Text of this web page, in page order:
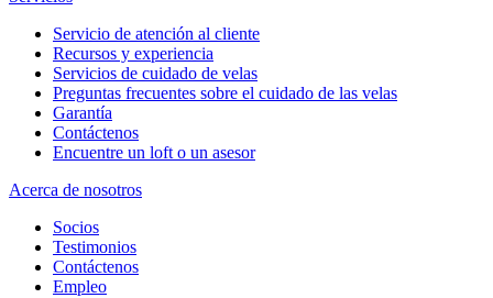
Servicio de atención al cliente
Recursos y experiencia
Servicios de cuidado de velas
Preguntas frecuentes sobre el cuidado de las velas
Garantía
Contáctenos
Encuentre un loft o un asesor
Acerca de nosotros
Socios
Testimonios
Contáctenos
Empleo